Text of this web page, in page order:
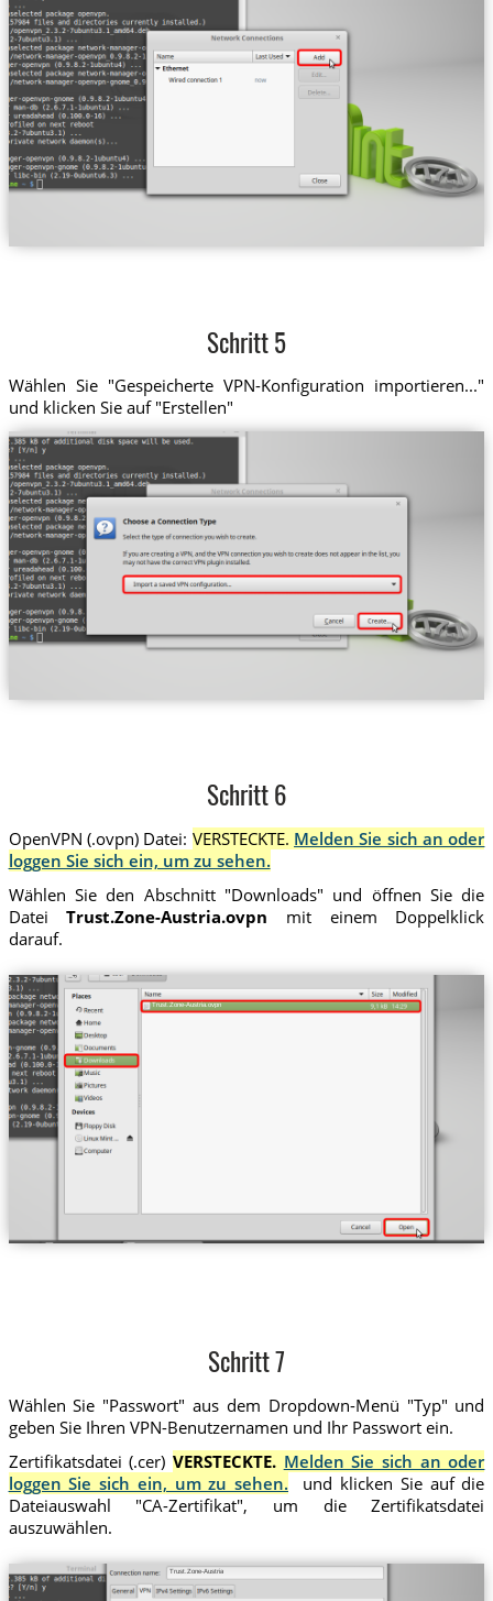
Schritt 5
Wählen Sie "Gespeicherte VPN-Konfiguration importieren..."
und klicken Sie auf "Erstellen"
Schritt 6
OpenVPN (.ovpn) Datei: VERSTECKTE. Melden Sie sich an oder
loggen Sie sich ein, um zu sehen.
Wählen Sie den Abschnitt "Downloads" und öffnen Sie die
DateiTrust.Zone-Austria.ovpn mit einem Doppelklick
darauf.
Trust.Zone-Austria.ovpn
Schritt 7
Wählen Sie "Passwort" aus dem Dropdown-Menü "Typ" und
geben Sie Ihren VPN-Benutzernamen und Ihr Passwort ein.
Zertifikatsdatei (.cer) VERSTECKTE. Melden Sie sich an oder
loggen Sie sich ein, um zu sehen. und klicken Sie auf die
Dateiauswahl "CA-Zertifikat", um die Zertifikatsdatei
auszuwählen.
Trust.Zone-Austria